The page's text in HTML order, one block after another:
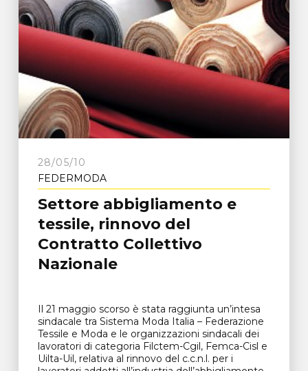
28/05/10
FEDERMODA
Settore abbigliamento e
tessile, rinnovo del
Contratto Collettivo
Nazionale
Il 21 maggio scorso è stata raggiunta un’intesa
sindacale tra Sistema Moda Italia – Federazione
Tessile e Moda e le organizzazioni sindacali dei
lavoratori di categoria Filctem-Cgil, Femca-Cisl e
Uilta-Uil, relativa al rinnovo del c.c.n.l. per i